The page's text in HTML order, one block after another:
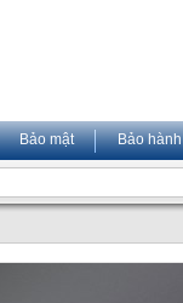
Bảo mật Bảo hành